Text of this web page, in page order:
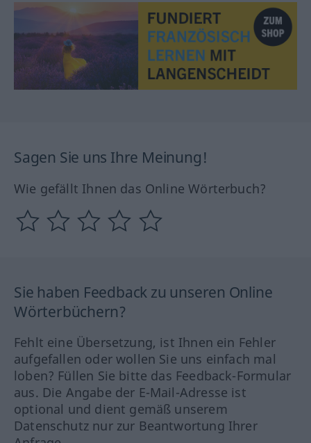
Sagen Sie uns Ihre Meinung!
Wie gefällt Ihnen das Online Wörterbuch?
Sie haben Feedback zu unseren Online
Wörterbüchern?
Fehlt eine Übersetzung, ist Ihnen ein Fehler
aufgefallen oder wollen Sie uns einfach mal
loben? Füllen Sie bitte das Feedback-Formular
aus. Die Angabe der E-Mail-Adresse ist
optional und dient gemäß unserem
Datenschutz nur zur Beantwortung Ihrer